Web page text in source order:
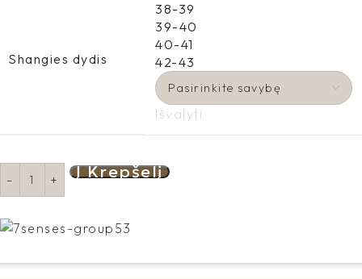
Shangies dydis
38-39
39-40
40-41
42-43
Išvalyti
Į Krepšelį